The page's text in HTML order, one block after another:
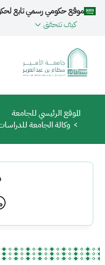
تجاوز إلى المحتوى الرئيسي
موقع حكومي رسمي تابع
كيف تتحقق
مسار التنقل
الموقع الرئيسي للجامعة
وكالة الجامعة